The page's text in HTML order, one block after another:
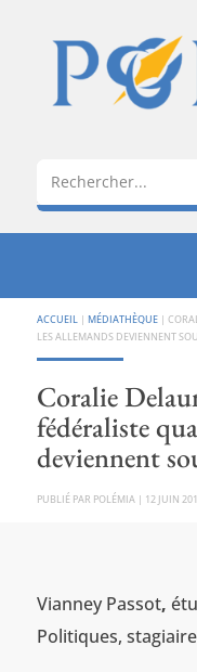
ACCUEIL | MÉDIATHÈQUE|
LES ALLEMANDS DEVIENNENT
Coralie
fédéraliste
deviennent
PAR POLÉMIA | 12 JUIN
Vianney Passot,
Politiques,